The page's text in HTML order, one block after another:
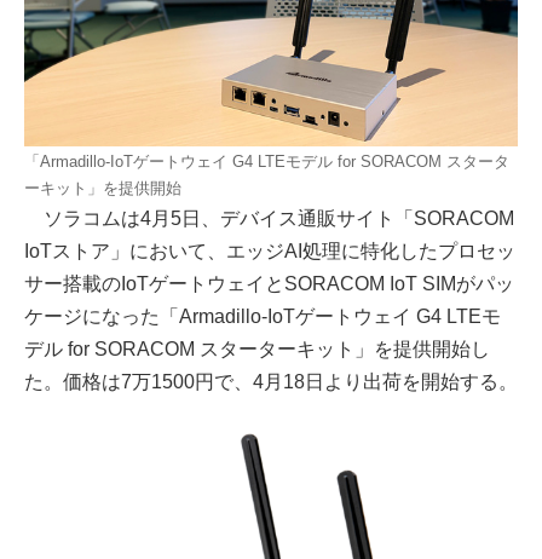
「Armadillo-IoTゲートウェイ G4 LTEモデル for SORACOM スタータ
ーキット」を提供開始
ソラコムは4月5日、デバイス通販サイト「SORACOM
IoTストア」において、エッジAI処理に特化したプロセッ
サー搭載のIoTゲートウェイとSORACOM IoT SIMがパッ
ケージになった「Armadillo-IoTゲートウェイ G4 LTEモ
デル for SORACOM スターターキット」を提供開始し
た。価格は7万1500円で、4月18日より出荷を開始する。